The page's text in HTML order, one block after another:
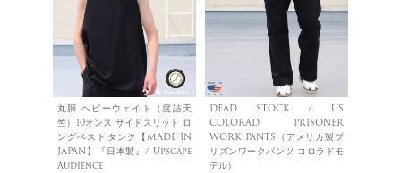
丸胴 ヘビーウェイト（度詰天
竺）10オンス サイドスリット ロ
ングベストタンク【MADE IN
JAPAN】『日本製』/ Upscape
Audience
DEAD STOCK / US
COLORAD PRISONER
WORK PANTS（アメリカ製プ
リズンワークパンツ コロラドモ
デル）